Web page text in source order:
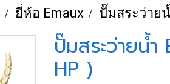
ยี่ห้อ Emaux ปั๊มสระว่ายน้
ปั๊มสระว่ายน้ำ
HP )